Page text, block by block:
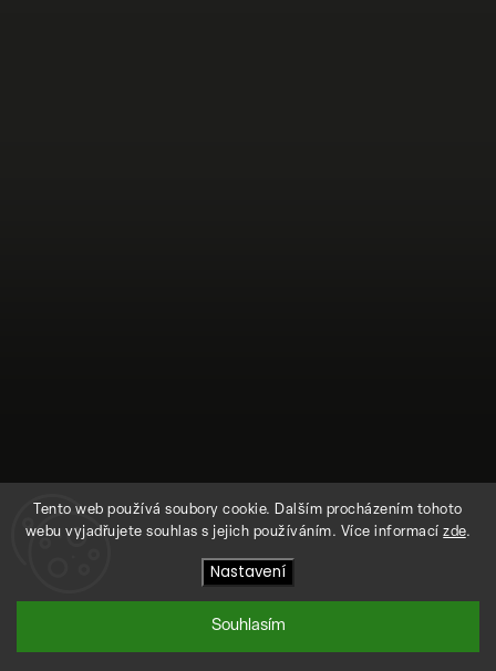
Tento web používá soubory cookie. Dalším procházením tohoto
webu vyjadřujete souhlas s jejich používáním. Více informacízde.
Nastavení
Souhlasím
SEGRASEGRA. Všechna práva vyhrazena.